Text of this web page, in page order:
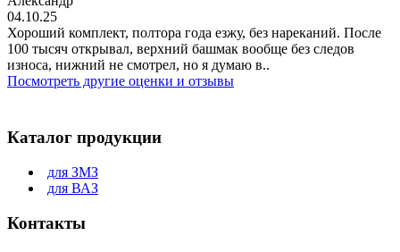
04.10.25
Хороший комплект, полтора года езжу, без нареканий. После
100 тысяч открывал, верхний башмак вообще без следов
износа, нижний не смотрел, но я думаю в..
Посмотреть другие оценки и отзывы
Каталог продукции
для ЗМЗ
для ВАЗ
Контакты